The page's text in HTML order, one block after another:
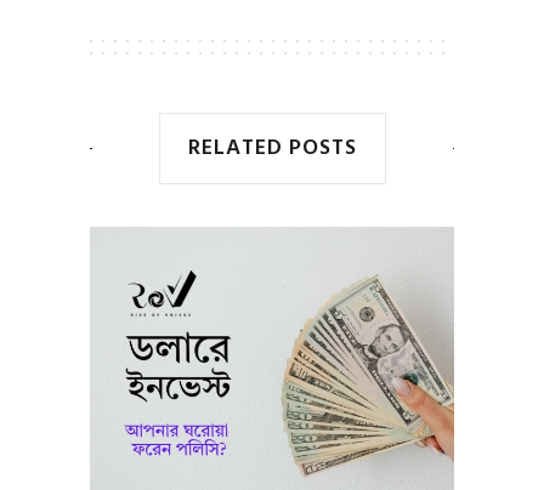
RELATED POSTS